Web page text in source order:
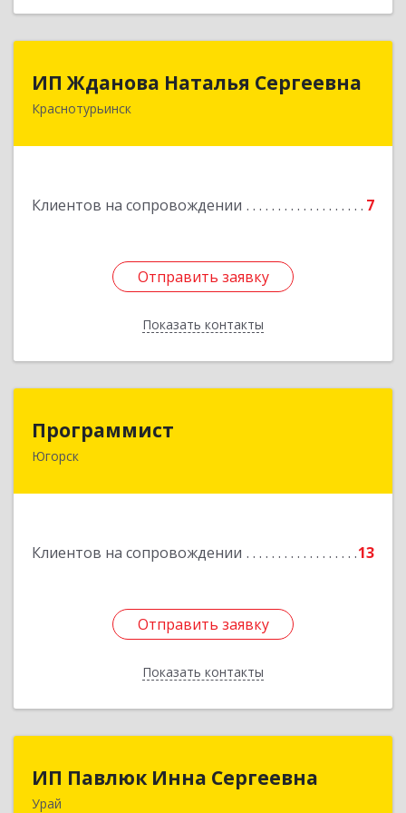
ИП Жданова Наталья Сергеевна
Краснотурьинск
Клиентов на сопровождении 7
Отправить заявку
Показать контакты
Отправить заявку
Назад
Программист
Югорск
Клиентов на сопровождении 13
Отправить заявку
Показать контакты
628264, Ханты-Мансийский Автономный округ
Подробнее
Отправить заявку
Назад
ИП Павлюк Инна Сергеевна
Урай
628284, Ханты-Мансийский Автономный округ